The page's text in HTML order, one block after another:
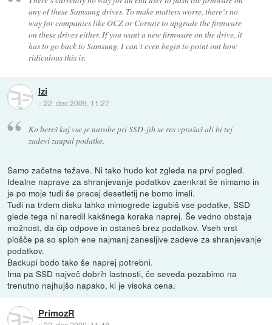
any of these Samsung drives. To make matters worse, there’s no
way for companies like OCZ or Corsair to upgrade the firmware
on these drives either. If you want a new firmware on the drive, it
has to go back to Samsung. I can’t even begin to point out how
ridiculous this is.
Izi
::22. dec 2009, 11:27
Ko bereš kaj vse je narobe pri SSD-jih se res vprašaš ali bi tej
zadevi zaupal podatke.
Samo začetne težave. Ni tako hudo kot zgleda na prvi pogled.
Idealne naprave za shranjevanje podatkov zaenkrat še nimamo in
je po moje tudi še precej desetletij ne bomo imeli.
Tudi na trdem disku lahko mimogrede izgubiš vse podatke, SSD
glede tega ni naredil kakšnega koraka naprej. Še vedno obstaja
možnost, da čip odpove in ostaneš brez podatkov. Vseh vrst
plošče pa so sploh ene najmanj zanesljive zadeve za shranjevanje
podatkov.
Backupi bodo tako še naprej potrebni.
Ima pa SSD največ dobrih lastnosti, če seveda pozabimo na
trenutno najhujšo napako, ki je visoka cena.
PrimozR